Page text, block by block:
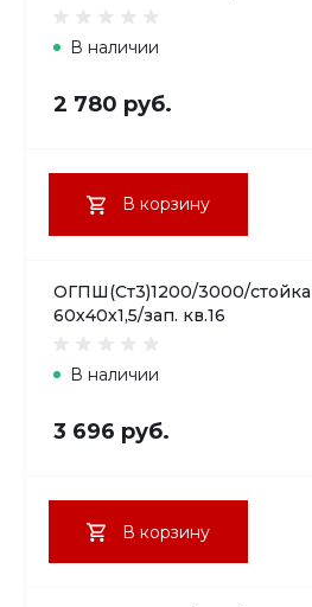
В наличии
2 780 руб.
В корзину
ОГПШ(Ст3)1200/3000/стойка
60х40х1,5/зап. кв.16
В наличии
3 696 руб.
В корзину